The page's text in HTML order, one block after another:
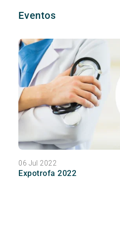
Eventos
06 Jul 2022
Expotrofa 2022